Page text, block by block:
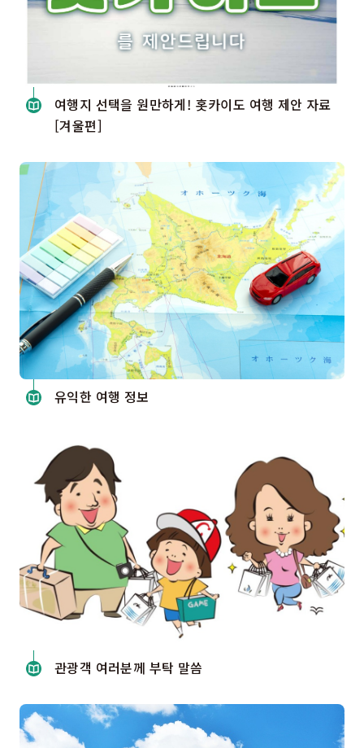
여행지 선택을 원만하게! 홋카이도 여행 제안 자료
[겨울편]
유익한 여행 정보
관광객 여러분께 부탁 말씀